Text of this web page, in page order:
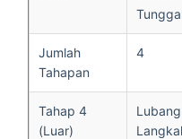
Jumlah
Tahapan
4
Tahap 4
(Luar)